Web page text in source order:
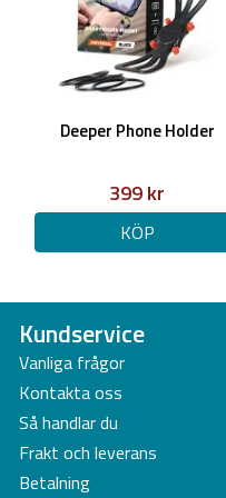
Du hittar appen här:Fish
ska försämras
Deeper Phone Holder
399 kr
KÖP
Kundservice
Vanliga frågor
Kontakta oss
Så handlar du
Frakt och leverans
Betalning